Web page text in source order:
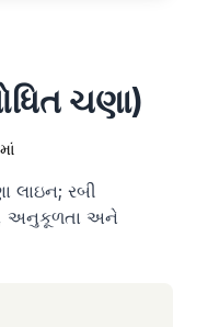
ચણા)
લાઇન; રબી
અનુકૂળતા અને